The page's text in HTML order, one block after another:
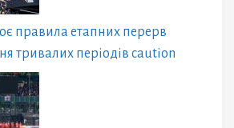
правила етапних перерв
тривалих періодів caution